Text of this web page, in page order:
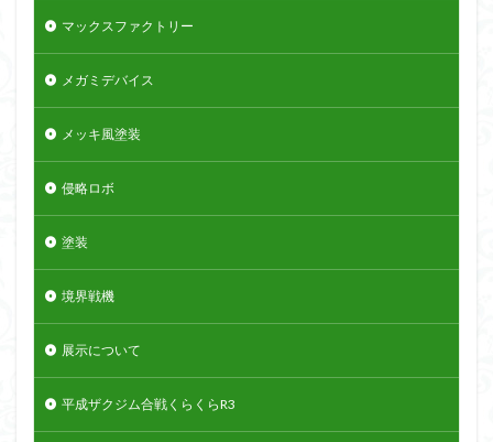
マックスファクトリー
メガミデバイス
メッキ風塗装
侵略ロボ
塗装
境界戦機
展示について
平成ザクジム合戦くらくらR3